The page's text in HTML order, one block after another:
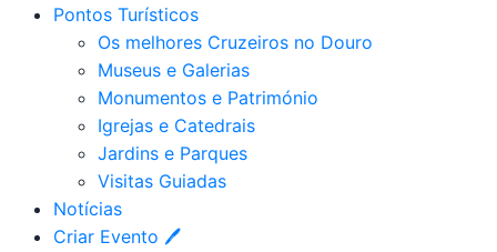
Pontos Turísticos
Os melhores Cruzeiros no Douro​
Museus e Galerias
Monumentos e Património
Igrejas e Catedrais
Jardins e Parques
Visitas Guiadas
Notícias
Criar Evento 🖊